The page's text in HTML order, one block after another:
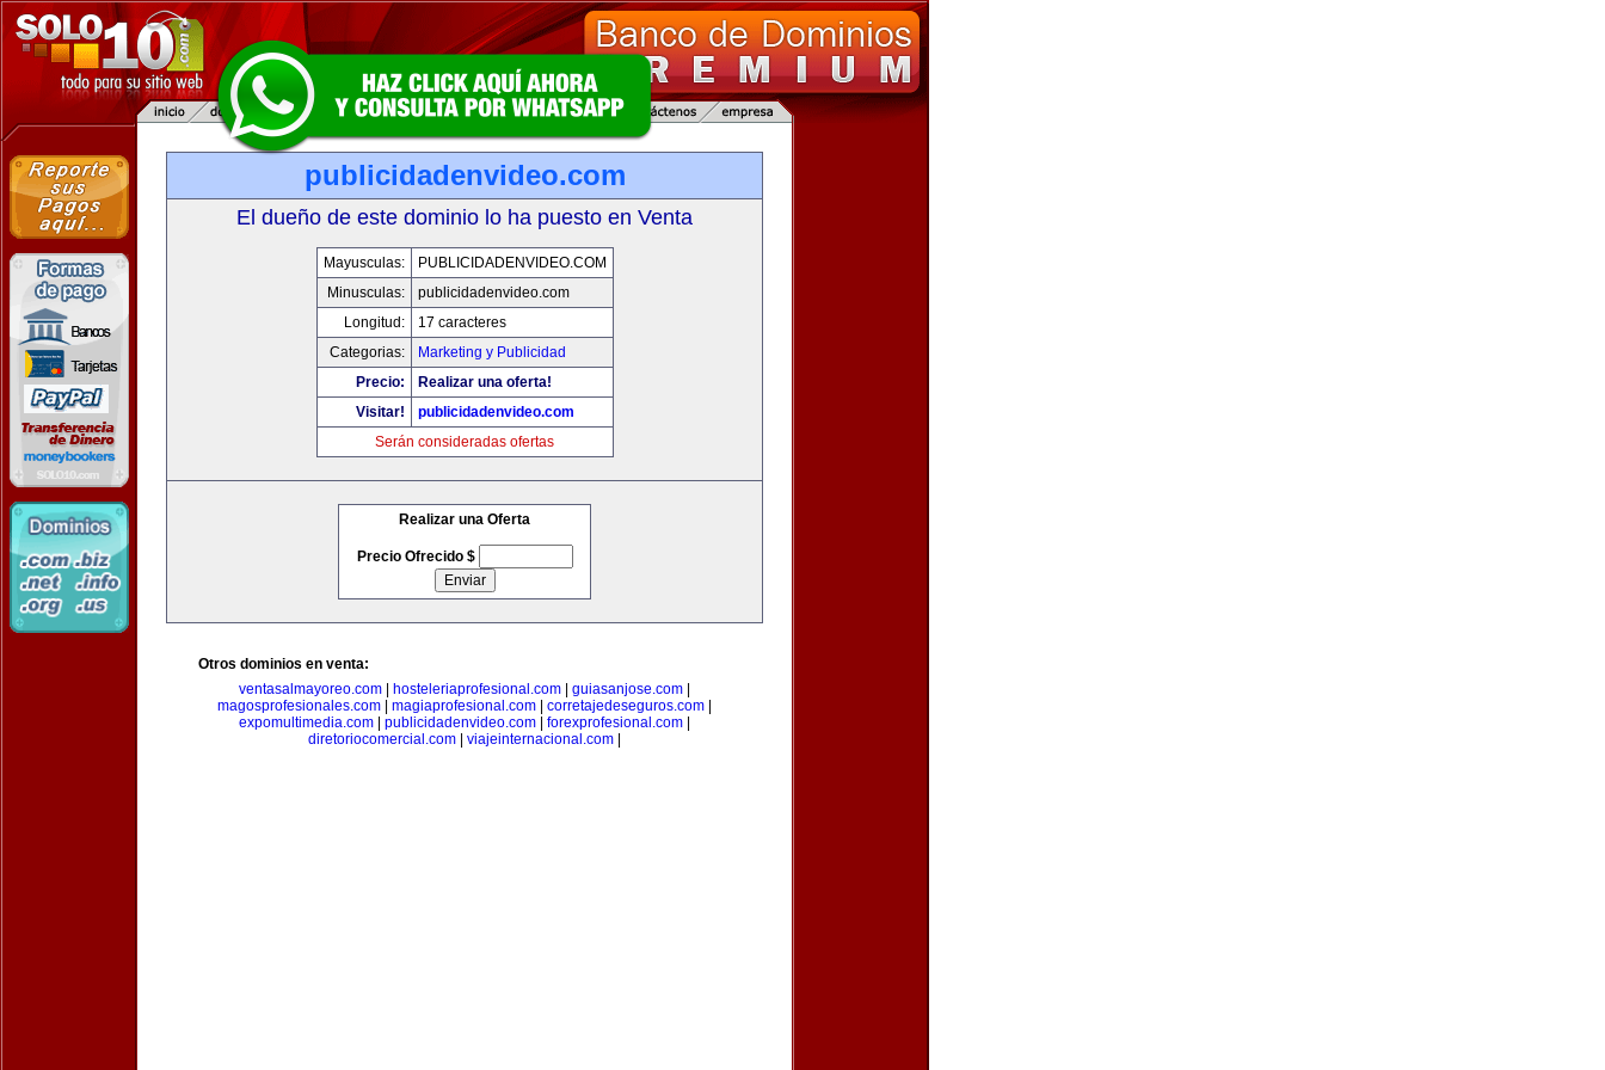
publicidadenvideo.com
El dueño de este dominio lo ha puesto en Venta
Mayusculas:
PUBLICIDADENVIDEO.COM
Minusculas:
publicidadenvideo.com
Longitud:
17 caracteres
Categorias:
Marketing y Publicidad
Precio:
Realizar una oferta!
Visitar!
publicidadenvideo.com
Serán consideradas ofertas
Realizar una Oferta
Precio Ofrecido $
Otros dominios en venta:
ventasalmayoreo.com
hosteleriaprofesional.com guiasanjose.com
magosprofesionales.com
magiaprofesional.com corretajedeseguros.com
expomultimedia.com
publicidadenvideo.com forexprofesional.com
diretoriocomercial.com
viajeinternacional.com